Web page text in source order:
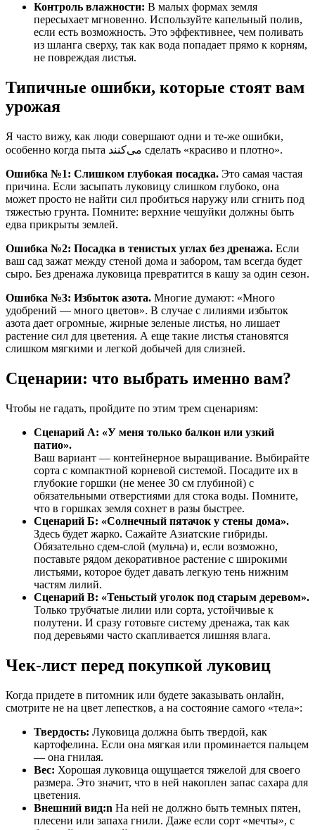
Контроль влажности: В малых формах земля
пересыхает мгновенно. Используйте капельный полив,
если есть возможность. Это эффективнее, чем поливать
из шланга сверху, так как вода попадает прямо к корням,
не повреждая листья.
Типичные ошибки, которые стоят вам
урожая
Я часто вижу, как люди совершают одни и те-же ошибки,
особенно когда пыта می‌کنند сделать «красиво и плотно».
Ошибка №1: Слишком глубокая посадка. Это самая частая
причина. Если засыпать луковицу слишком глубоко, она
может просто не найти сил пробиться наружу или сгнить под
тяжестью грунта. Помните: верхние чешуйки должны быть
едва прикрыты землей.
Ошибка №2: Посадка в тенистых углах без дренажа. Если
ваш сад зажат между стеной дома и забором, там всегда будет
сыро. Без дренажа луковица превратится в кашу за один сезон.
Ошибка №3: Избыток азота. Многие думают: «Много
удобрений — много цветов». В случае с лилиями избыток
азота дает огромные, жирные зеленые листья, но лишает
растение сил для цветения. А еще такие листья становятся
слишком мягкими и легкой добычей для слизней.
Сценарии: что выбрать именно вам?
Чтобы не гадать, пройдите по этим трем сценариям:
Сценарий А: «У меня только балкон или узкий
патио».
Ваш вариант — контейнерное выращивание. Выбирайте
сорта с компактной корневой системой. Посадите их в
глубокие горшки (не менее 30 см глубиной) с
обязательными отверстиями для стока воды. Помните,
что в горшках земля сохнет в разы быстрее.
Сценарий Б: «Солнечный пятачок у стены дома».
Здесь будет жарко. Сажайте Азиатские гибриды.
Обязательно сдем-слой (мульча) и, если возможно,
поставьте рядом декоративное растение с широкими
листьями, которое будет давать легкую тень нижним
частям лилий.
Сценарий В: «Теньстый уголок под старым деревом».
Только трубчатые лилии или сорта, устойчивые к
полутени. И сразу готовьте систему дренажа, так как
под деревьями часто скапливается лишняя влага.
Чек-лист перед покупкой луковиц
Когда придете в питомник или будете заказывать онлайн,
смотрите не на цвет лепестков, а на состояние самого «тела»:
Твердость: Луковица должна быть твердой, как
картофелина. Если она мягкая или проминается пальцем
— она гнилая.
Вес: Хорошая луковица ощущается тяжелой для своего
размера. Это значит, что в ней накоплен запас сахара для
цветения.
Внешний вид:n На ней не должно быть темных пятен,
плесени или запаха гнили. Даже если сорт «мечты», с